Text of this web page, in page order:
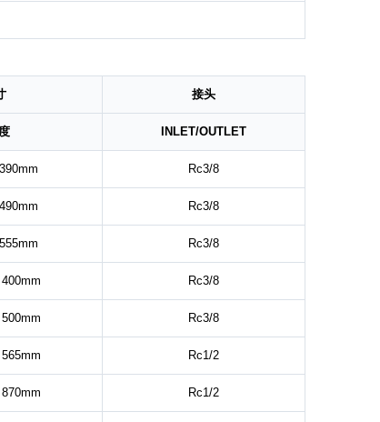
接头
INLET/OUTLET
Rc3/8
Rc3/8
Rc3/8
Rc3/8
Rc3/8
Rc1/2
Rc1/2